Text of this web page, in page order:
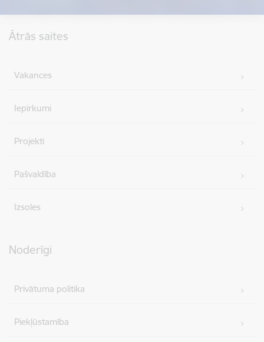
Ātrās saites
Vakances
Iepirkumi
Projekti
Pašvaldība
Izsoles
Noderīgi
Privātuma politika
Piekļūstamība